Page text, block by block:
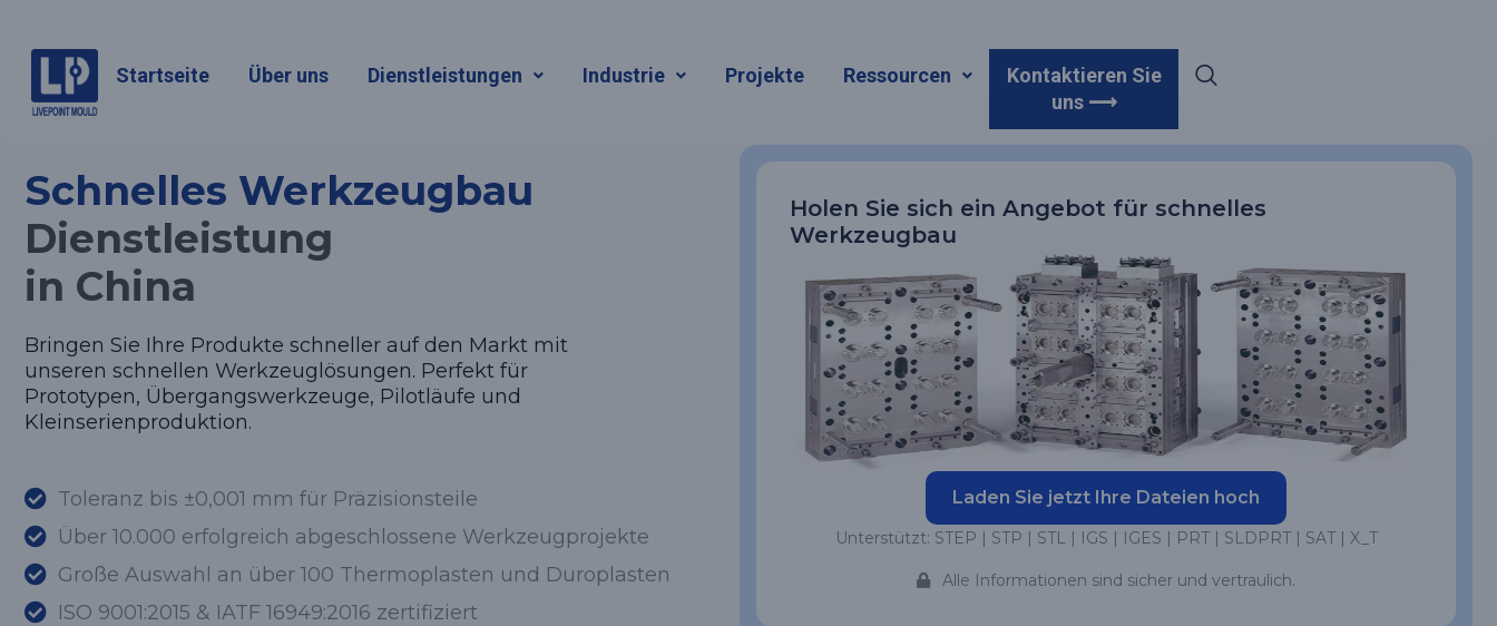
Startseite Über uns Dienstleistungen Industrie Projekte Ressourcen
Kontaktieren Sie
uns ⟶
Schnelles Werkzeugbau
Dienstleistung
in China
Bringen Sie Ihre Produkte schneller auf den Markt mit
unseren schnellen Werkzeuglösungen. Perfekt für
Prototypen, Übergangswerkzeuge, Pilotläufe und
Kleinserienproduktion.
Toleranz bis ±0,001 mm für Präzisionsteile
Über 10.000 erfolgreich abgeschlossene Werkzeugprojekte
Große Auswahl an über 100 Thermoplasten und Duroplasten
ISO 9001:2015 & IATF 16949:2016 zertifiziert
Holen Sie sich ein Angebot für schnelles
Werkzeugbau
Laden Sie jetzt Ihre Dateien hoch
Unterstützt: STEP | STP | STL | IGS | IGES | PRT | SLDPRT | SAT | X_T
Alle Informationen sind sicher und vertraulich.